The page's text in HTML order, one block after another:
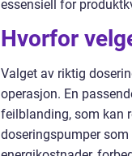
essensiell for
Hvorfor
Valget av riktig
operasjon. En
feilblanding, som kan
doseringspumper